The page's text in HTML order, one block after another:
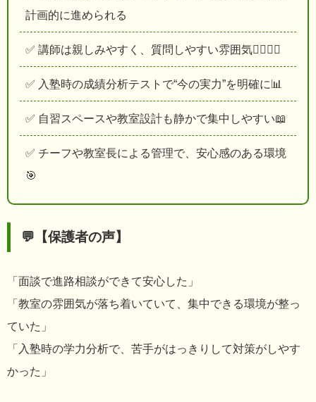
計画的に進められる
✅ 講師は親しみやすく、質問しやすい雰囲気🙋‍♂️🙋‍♀️
✅ 入塾時の成績分析テストで“今の実力”を明確に📊
✅ 自習スペースや教室設計も静かで集中しやすい📖
✅ チーフや教室長による管理で、安心感のある環境
🎯
💬【保護者の声】
「面談で進路相談ができて安心した」
「教室の雰囲気が落ち着いていて、集中できる環境が整っ
ていた」
「入塾時の学力分析で、苦手がはっきりして対策がしやす
かった」